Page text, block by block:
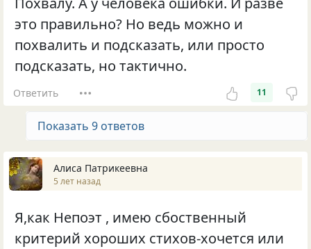
это правильно? Но ведь можно и
похвалить и подсказать, или просто
подсказать, но тактично.
Ответить 11
Показать 9 ответов
Алиса Патрикеевна
5 лет назад
Я,как Непоэт , имею сбоственный
критерий хороших стихов-хочется или